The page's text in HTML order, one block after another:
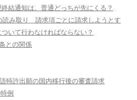
結通知は、普通どっちが先にくる？
読み取り 請求項ごとに請求しようとす
いて行わなければならない？
との関係
特許出願の国内移行後の審査請求
例